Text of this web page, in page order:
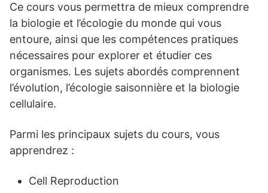
Ce cours vous permettra de mieux comprendre
la biologie et l’écologie du monde qui vous
entoure, ainsi que les compétences pratiques
nécessaires pour explorer et étudier ces
organismes. Les sujets abordés comprennent
l’évolution, l’écologie saisonnière et la biologie
cellulaire.
Parmi les principaux sujets du cours, vous
apprendrez :
Cell Reproduction